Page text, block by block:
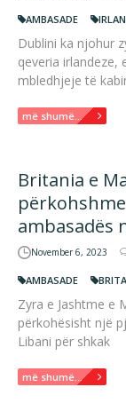
AMBASADE
Dublini ka njohur
qeveria irlandeze,
mbledhjeje të
më shumë...
Britania e
ambasadës
November 6, 2023
AMBASADE
Zyra e Jashtme e
përkohësisht një
Libani për shkak
më shumë...